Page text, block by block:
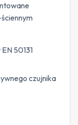
50131
czujnika